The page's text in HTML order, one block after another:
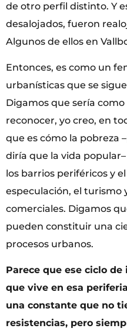
de otro perfil distinto. Y
desalojados, fueron
Algunos de ellos en
Entonces, es como un
urbanísticas que se
Digamos que sería
reconocer, yo creo, en
que es cómo la pobreza
diría que la vida
los barrios periféricos y
especulación, el turismo
comerciales. Digamos
pueden constituir una
procesos urbanos.
Parece que ese ciclo
que vive en esa
una constante que no
resistencias, pero